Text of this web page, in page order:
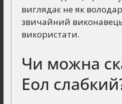
виглядає не як
звичайний
використати.
Чи можна
Еол